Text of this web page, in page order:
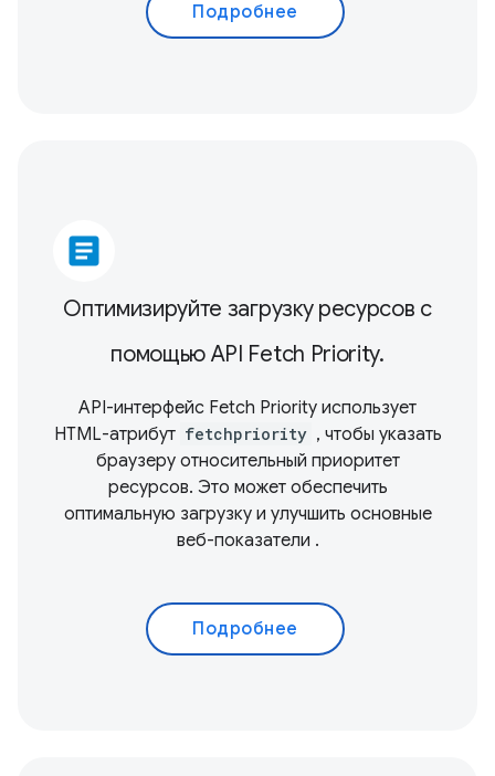
Подробнее
article
Оптимизируйте загрузку ресурсов с
помощью API Fetch Priority.
API-интерфейс Fetch Priority использует
HTML-атрибут fetchpriority , чтобы указать
браузеру относительный приоритет
ресурсов. Это может обеспечить
оптимальную загрузку и улучшить основные
веб-показатели .
Подробнее